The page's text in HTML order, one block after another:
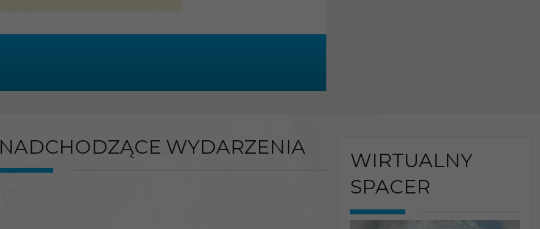
NADCHODZĄCE WYDARZENIA
WIRTUALNY
SPACER